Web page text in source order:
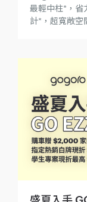
最輕中柱*，省
計*，超寬敞空
盛夏入手